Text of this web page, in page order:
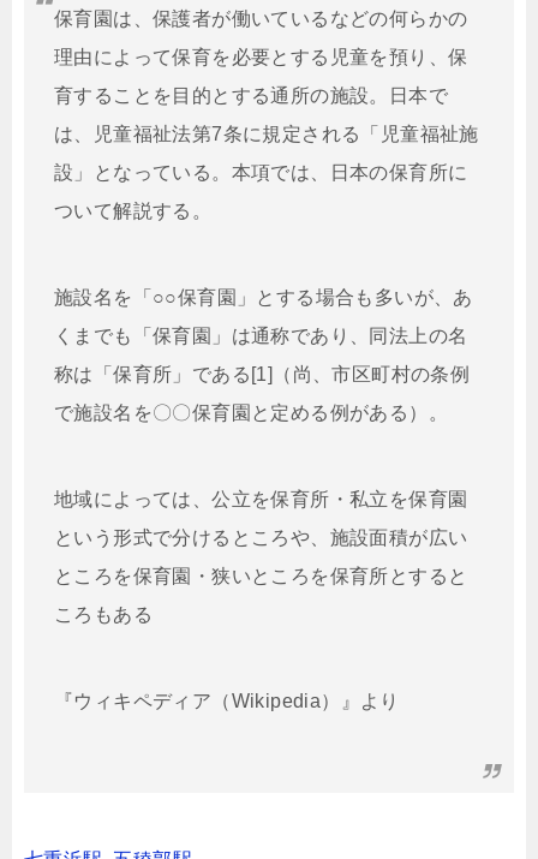
保育園は、保護者が働いているなどの何らかの
理由によって保育を必要とする児童を預り、保
育することを目的とする通所の施設。日本で
は、児童福祉法第7条に規定される「児童福祉施
設」となっている。本項では、日本の保育所に
ついて解説する。
施設名を「○○保育園」とする場合も多いが、あ
くまでも「保育園」は通称であり、同法上の名
称は「保育所」である[1]（尚、市区町村の条例
で施設名を〇〇保育園と定める例がある）。
地域によっては、公立を保育所・私立を保育園
という形式で分けるところや、施設面積が広い
ところを保育園・狭いところを保育所とすると
ころもある
『ウィキペディア（Wikipedia）』より